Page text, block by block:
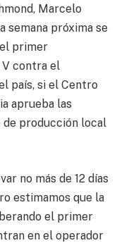
Marcelo
semana próxima se
primer
V contra el
país, si el Centro
aprueba las
producción local
no más de 12 días
estimamos que la
el primer
en el operador